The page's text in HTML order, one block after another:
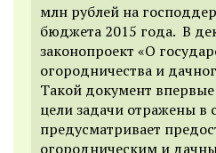
млн рублей на
бюджета 2015 года. В
законопроект «О
огородничества и
Такой документ
цели задачи отражены
предусматривает
огородническим и